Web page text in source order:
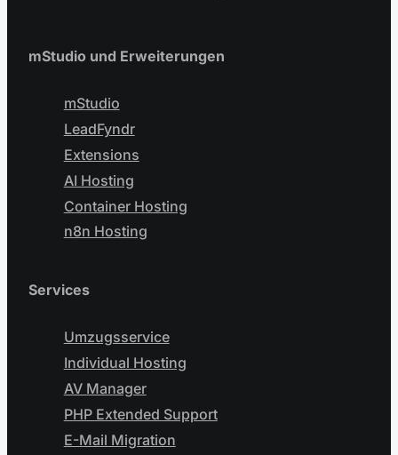
mStudio und Erweiterungen
mStudio
LeadFyndr
Extensions
AI Hosting
Container Hosting
n8n Hosting
Services
Umzugsservice
Individual Hosting
AV Manager
PHP Extended Support
E-Mail Migration